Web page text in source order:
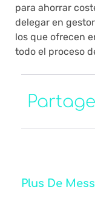
para ahorrar
delegar en
los que ofrecen
todo el proceso
Plus De